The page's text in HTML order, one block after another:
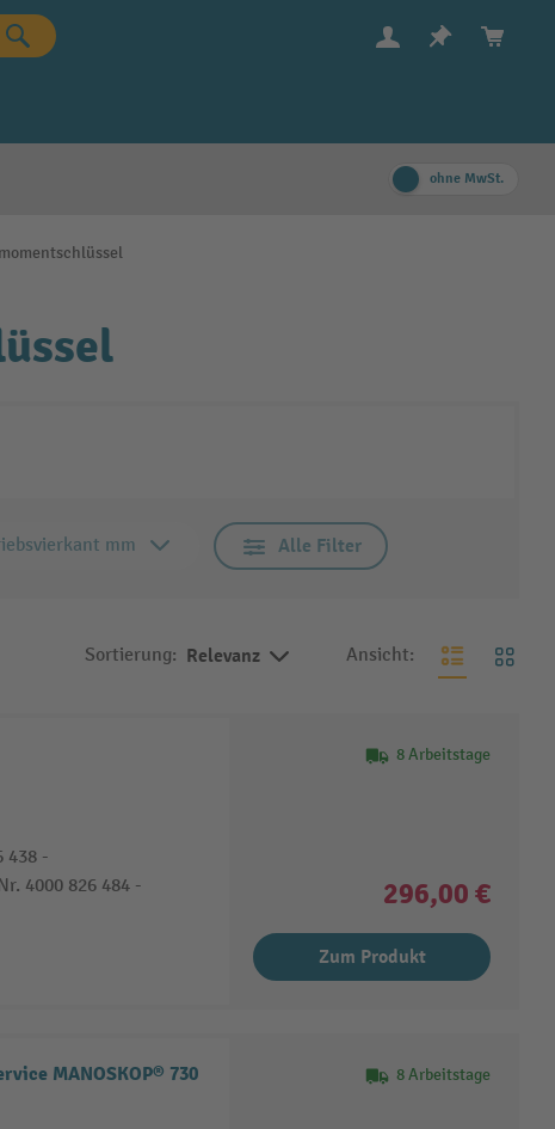
ohne MwSt.
mm Alle Filter
Sortierung: Relevanz Ansicht:
438 -
4000 826 484 -
8 Arbeitstage
296,00 €
Zum Produkt
MANOSKOP® 730
8 Arbeitstage